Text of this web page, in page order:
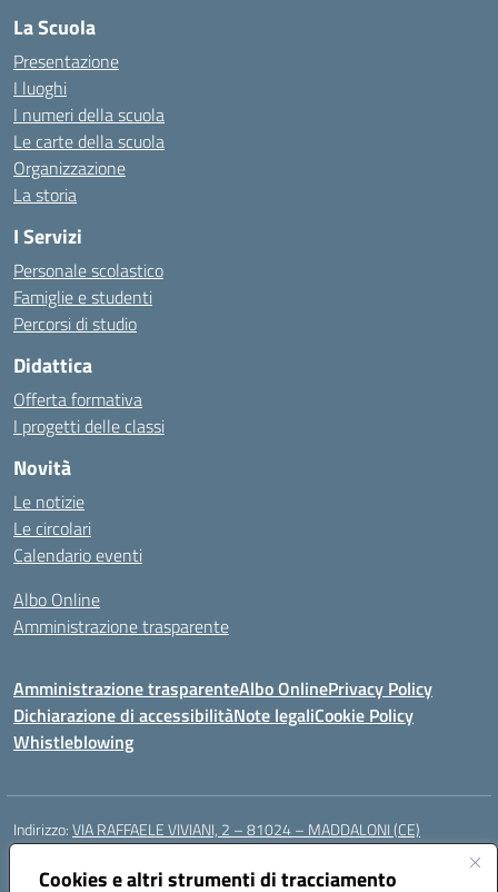
Cookies e altri strumenti di tracciamento
La Scuola
Presentazione
I luoghi
I numeri della scuola
Le carte della scuola
Organizzazione
La storia
I Servizi
Personale scolastico
Famiglie e studenti
Percorsi di studio
Didattica
Offerta formativa
I progetti delle classi
Novità
Le notizie
Le circolari
Calendario eventi
Albo Online
Amministrazione trasparente
Amministrazione trasparenteAlbo OnlinePrivacy Policy
Dichiarazione di accessibilitàNote legaliCookie Policy
Whistleblowing
Indirizzo:VIA RAFFAELE VIVIANI, 2 – 81024 – MADDALONI (CE)
Centralino:
Posta elettronica certificata (PEC):ceic8av00r@pec.istruzione.it